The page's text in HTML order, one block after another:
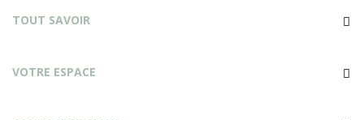
TOUT SAVOIR
VOTRE ESPACE